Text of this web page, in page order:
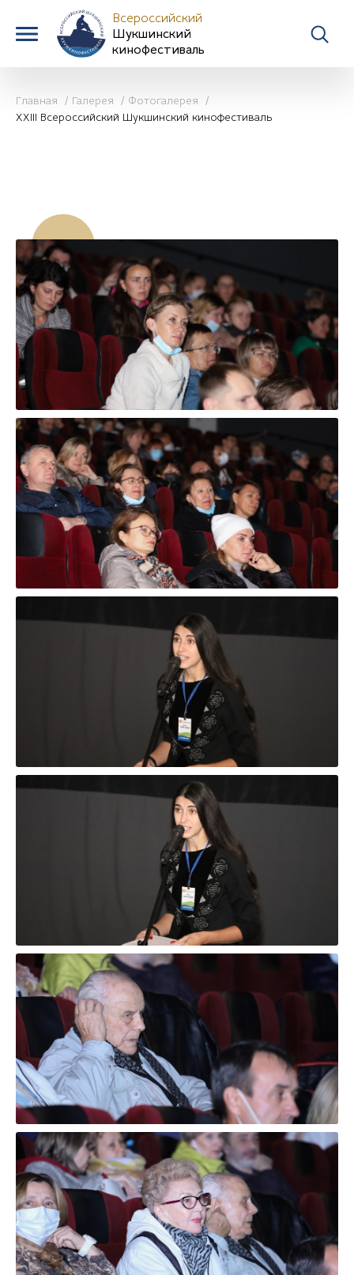
Всероссийский
Шукшинский
кинофестиваль
Главная Галерея
Фотогалерея
XXIII Всероссийский Шукшинский кинофестиваль